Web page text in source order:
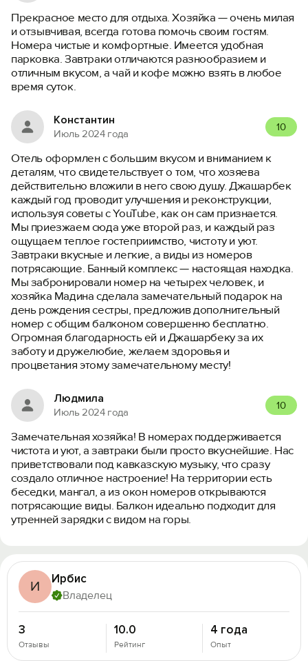
Прекрасное место для отдыха. Хозяйка — очень милая
и отзывчивая, всегда готова помочь своим гостям.
Номера чистые и комфортные. Имеется удобная
парковка. Завтраки отличаются разнообразием и
отличным вкусом, а чай и кофе можно взять в любое
время суток.
Константин
Июль 2024 года
10
Отель оформлен с большим вкусом и вниманием к
деталям, что свидетельствует о том, что хозяева
действительно вложили в него свою душу. Джашарбек
каждый год проводит улучшения и реконструкции,
используя советы с YouTube, как он сам признается.
Мы приезжаем сюда уже второй раз, и каждый раз
ощущаем теплое гостеприимство, чистоту и уют.
Завтраки вкусные и легкие, а виды из номеров
потрясающие. Банный комплекс — настоящая находка.
Мы забронировали номер на четырех человек, и
хозяйка Мадина сделала замечательный подарок на
день рождения сестры, предложив дополнительный
номер с общим балконом совершенно бесплатно.
Огромная благодарность ей и Джашарбеку за их
заботу и дружелюбие, желаем здоровья и
процветания этому замечательному месту!
Людмила
Июль 2024 года
10
Замечательная хозяйка! В номерах поддерживается
чистота и уют, а завтраки были просто вкуснейшие. Нас
приветствовали под кавказскую музыку, что сразу
создало отличное настроение! На территории есть
беседки, мангал, а из окон номеров открываются
потрясающие виды. Балкон идеально подходит для
утренней зарядки с видом на горы.
И Ирбис
Владелец
3
Отзывы
10.0
Рейтинг
4 года
Опыт